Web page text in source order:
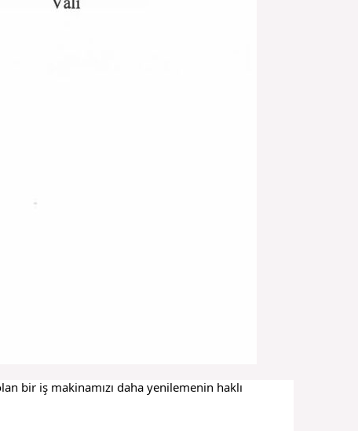
bir iş makinamızı daha yenilemenin haklı